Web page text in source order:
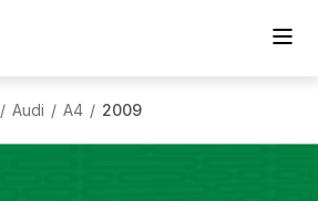
/ Audi / A4 / 2009